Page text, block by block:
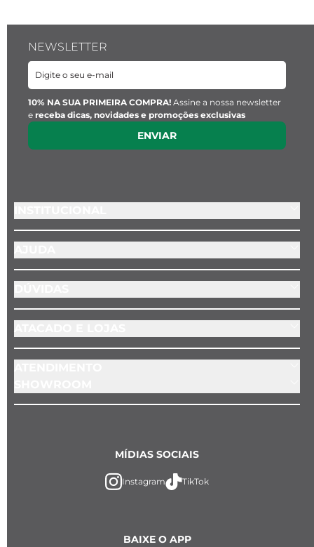
NEWSLETTER
10% NA SUA PRIMEIRA COMPRA! Assine a nossa newsletter
e receba dicas, novidades e promoções exclusivas
ENVIAR
BAIXE O APP
MÍDIAS SOCIAIS
Instagram TikTok